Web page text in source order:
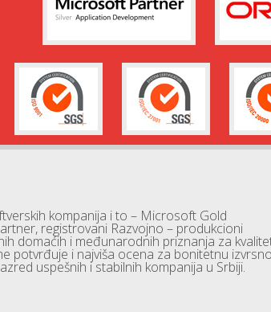
kompanija i to – Microsoft Gold
registrovani Razvojno – produkcioni
domaćih i međunarodnih priznanja za
potvrđuje i najviša ocena za bonitetnu
uspešnih i stabilnih kompanija u Srbiji.